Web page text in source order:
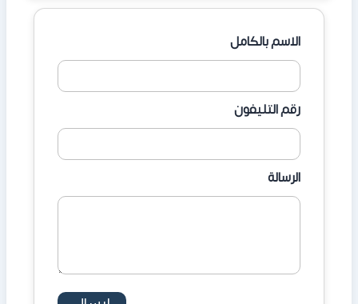
الطبيعة الساحلية.
الاسم بالكامل
رقم التليفون
الرسالة